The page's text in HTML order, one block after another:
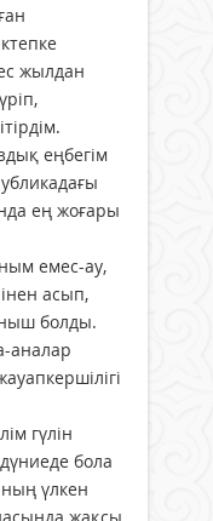
жылдан
еңбегім
ең жоғары
емес-ау,
асып,
болды.
аналар
гүлін
бола
үлкен
жақсы